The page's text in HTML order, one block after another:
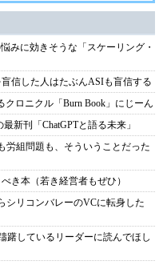
みに効きそうな「スケーリング・
信した人はたぶんASIも盲信する
ロニクル「Burn Book」にじーん
新刊「ChatGPTと語る未来」
労組問題も、そういうことだった
き本（若き経営者もぜひ）
シリコンバレーのVCに転身した
躇しているリーダーに読んでほし